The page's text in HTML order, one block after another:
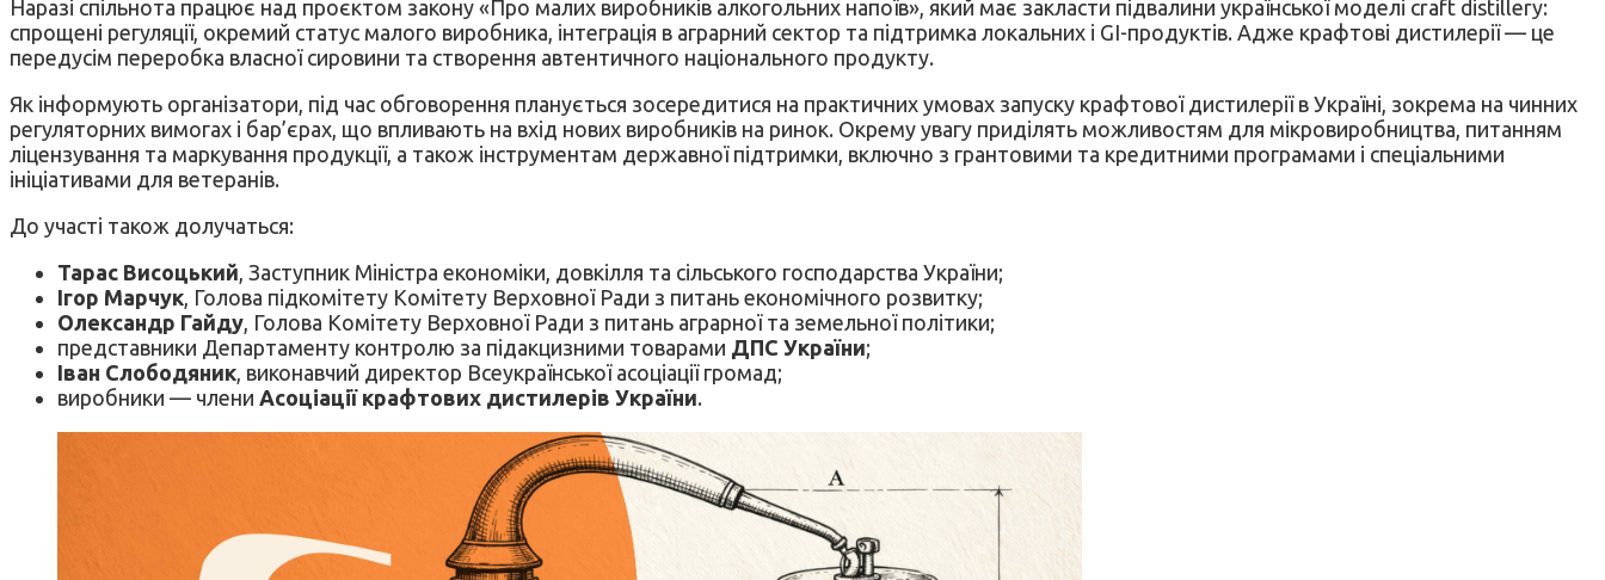
Наразі спільнота працює над проєктом закону «Про малих виробників алкогольних напоїв», який має закласти підвалини української моделі craft distillery:
спрощені регуляції, окремий статус малого виробника, інтеграція в аграрний сектор та підтримка локальних і GI-продуктів. Адже крафтові дистилерії — це
передусім переробка власної сировини та створення автентичного національного продукту.
Як інформують організатори, під час обговорення планується зосередитися на практичних умовах запуску крафтової дистилерії в Україні, зокрема на чинних
регуляторних вимогах і бар’єрах, що впливають на вхід нових виробників на ринок. Окрему увагу приділять можливостям для мікровиробництва, питанням
ліцензування та маркування продукції, а також інструментам державної підтримки, включно з грантовими та кредитними програмами і спеціальними
ініціативами для ветеранів.
До участі також долучаться:
Тарас Висоцький , Заступник Міністра економіки, довкілля та сільського господарства України;
Ігор Марчук , Голова підкомітету Комітету Верховної Ради з питань економічного розвитку;
Олександр Гайду , Голова Комітету Верховної Ради з питань аграрної та земельної політики;
представники Департаменту контролю за підакцизними товарами ДПС України;
Іван Слободяник , виконавчий директор Всеукраїнської асоціації громад;
виробники — члени Асоціації крафтових дистилерів України.